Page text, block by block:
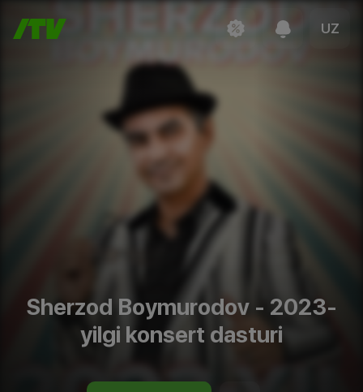
UZ
Sherzod Boymurodov - 2023-
yilgi konsert dasturi